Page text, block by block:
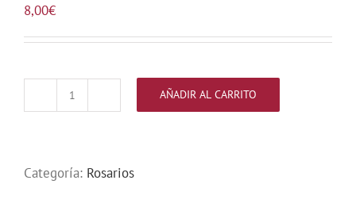
8,00€
Rosario
cantidad
AÑADIR AL CARRITO
Categoría: Rosarios